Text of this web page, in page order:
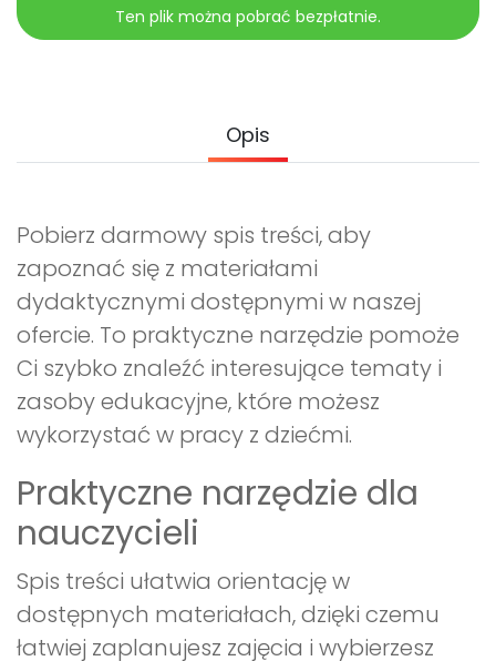
Pomoc
Promocje
Ten plik można pobrać bezpłatnie.
Opis
Pobierz darmowy spis treści, aby
zapoznać się z materiałami
dydaktycznymi dostępnymi w naszej
ofercie. To praktyczne narzędzie pomoże
Ci szybko znaleźć interesujące tematy i
zasoby edukacyjne, które możesz
wykorzystać w pracy z dziećmi.
Praktyczne narzędzie dla
nauczycieli
Spis treści ułatwia orientację w
dostępnych materiałach, dzięki czemu
łatwiej zaplanujesz zajęcia i wybierzesz